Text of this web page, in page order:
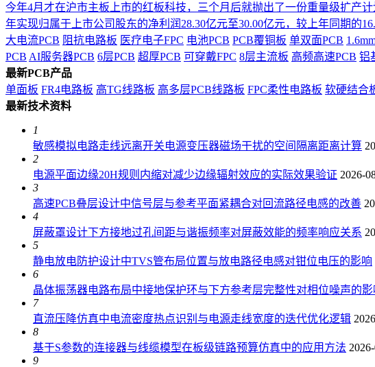
今年4月才在沪市主板上市的红板科技，三个月后就抛出了一份重量级扩产计
年实现归属于上市公司股东的净利润28.30亿元至30.00亿元，较上年同期的
大电流PCB 阻抗电路板 医疗电子FPC 电池PCB PCB覆铜板 单双面PCB
PCB AI服务器PCB 6层PCB 超厚PCB 可穿戴FPC 8层主流板 高频高速PCB 铝
最新PCB产品
单面板 FR4电路板 高TG线路板 高多层PCB线路板 FPC柔性电路板 软硬结合
最新技术资料
1
敏感模拟电路走线远离开关电源变压器磁场干扰的空间隔离距离计算
2
电源平面边缘20H规则内缩对减少边缘辐射效应的实际效果验证 2026-
3
高速PCB叠层设计中信号层与参考平面紧耦合对回流路径电感的改善
4
屏蔽罩设计下方接地过孔间距与谐振频率对屏蔽效能的频率响应关系
5
静电放电防护设计中TVS管布局位置与放电路径电感对钳位电压的影响
6
晶体振荡器电路布局中接地保护环与下方参考层完整性对相位噪声的影
7
直流压降仿真中电流密度热点识别与电源走线宽度的迭代优化逻辑
8
基于S参数的连接器与线缆模型在板级链路预算仿真中的应用方法
9